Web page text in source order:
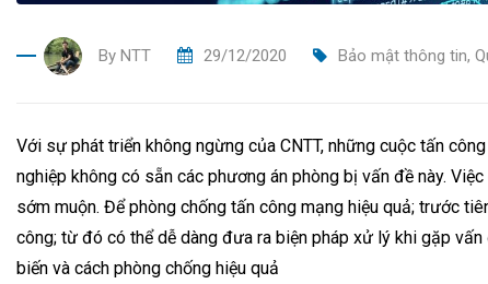
By NTT 29/12/2020 Bảo mật thông tin,
Với sự phát triển không ngừng của CNTT, những cuộc tấn
nghiệp không có sẵn các phương án phòng bị vấn đề này.
sớm muộn. Để phòng chống tấn công mạng hiệu quả; trước
công; từ đó có thể dễ dàng đưa ra biện pháp xử lý khi gặp
biến và cách phòng chống hiệu quả